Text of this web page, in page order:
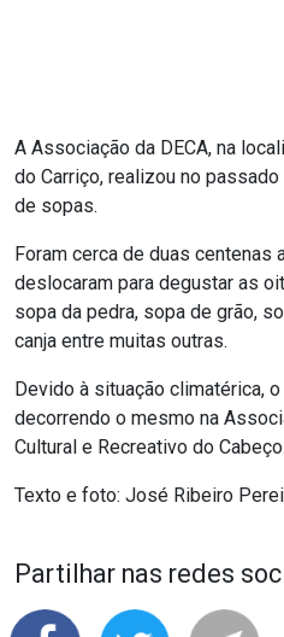
A Associação da DECA, na
do Carriço, realizou no
de sopas.
Foram cerca de duas centenas
deslocaram para degustar as
sopa da pedra, sopa de grão,
canja entre muitas outras.
Devido à situação climatérica,
decorrendo o mesmo na
Cultural e Recreativo do Cabeço.
Texto e foto: José Ribeiro
Partilhar nas redes